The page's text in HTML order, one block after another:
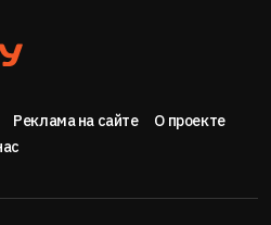
Реклама на сайте
О проекте